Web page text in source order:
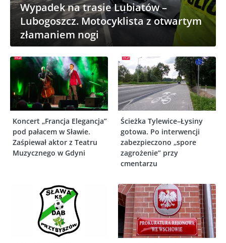
Wypadek na trasie Lubiatów –
Lubogoszcz. Motocyklista z otwartym
złamaniem nogi
Koncert „Francja Elegancja”
pod pałacem w Sławie.
Zaśpiewał aktor z Teatru
Muzycznego w Gdyni
Ścieżka Tylewice–Łysiny
gotowa. Po interwencji
zabezpieczono „spore
zagrożenie” przy
cmentarzu